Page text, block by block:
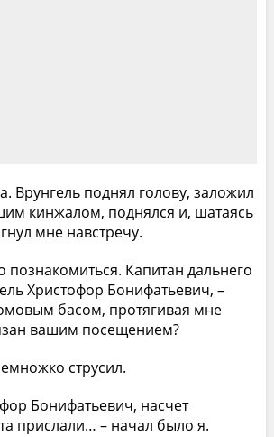
Врунгель поднял голову, заложил
кинжалом, поднялся и, шатаясь
мне навстречу.
познакомиться. Капитан дальнего
Христофор Бонифатьевич, –
басом, протягивая мне
вашим посещением?
струсил.
Бонифатьевич, насчет
прислали… – начал было я.